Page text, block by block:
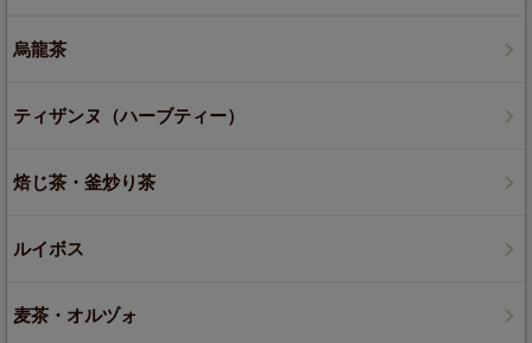
烏龍茶
ティザンヌ（ハーブティー）
焙じ茶・釜炒り茶
ルイボス
麦茶・オルヅォ